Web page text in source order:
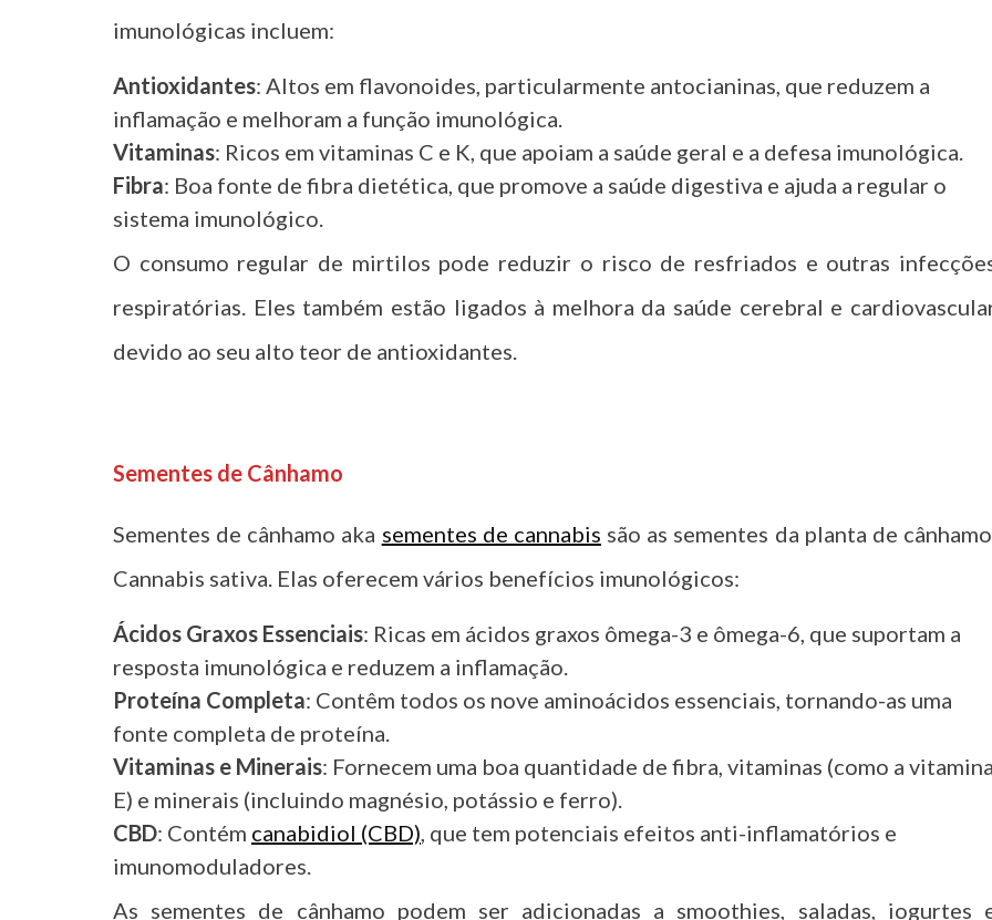
imunológicas incluem:
Antioxidantes: Altos em flavonoides, particularmente antocianinas, que reduzem a
inflamação e melhoram a função imunológica.
Vitaminas: Ricos em vitaminas C e K, que apoiam a saúde geral e a defesa imunológica.
Fibra: Boa fonte de fibra dietética, que promove a saúde digestiva e ajuda a regular o
sistema imunológico.
O consumo regular de mirtilos pode reduzir o risco de resfriados e outras
respiratórias. Eles também estão ligados à melhora da saúde cerebral e
devido ao seu alto teor de antioxidantes.
Sementes de Cânhamo
Sementes de cânhamo aka sementes de cannabis são as sementes da planta de cânhamo,
Cannabis sativa. Elas oferecem vários benefícios imunológicos:
Ácidos Graxos Essenciais: Ricas em ácidos graxos ômega-3 e ômega-6, que suportam a
resposta imunológica e reduzem a inflamação.
Proteína Completa: Contêm todos os nove aminoácidos essenciais, tornando-as uma
fonte completa de proteína.
Vitaminas e Minerais: Fornecem uma boa quantidade de fibra, vitaminas (como a vitamina
E) e minerais (incluindo magnésio, potássio e ferro).
CBD: Contém canabidiol (CBD) , que tem potenciais efeitos anti-inflamatórios e
imunomoduladores.
As sementes de cânhamo podem ser adicionadas a smoothies, saladas, iogurtes